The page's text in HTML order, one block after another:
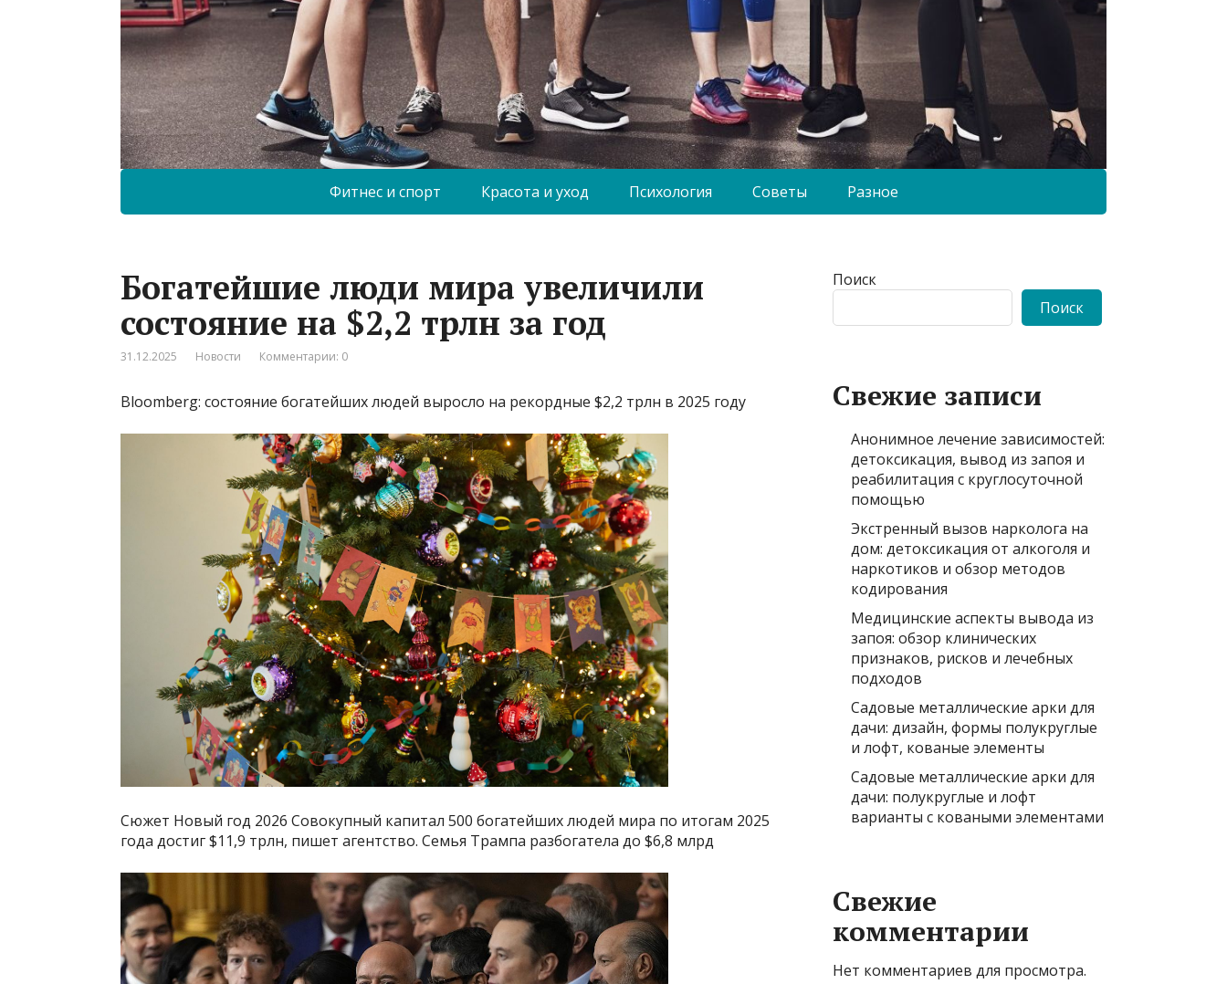
Фитнес и спорт Красота и уход Психология Советы Разное
Богатейшие люди мира увеличили
состояние на $2,2 трлн за год
31.12.2025 Новости Комментарии: 0
Bloomberg: состояние богатейших людей выросло на рекордные $2,2 трлн в 2025 году
Сюжет Новый год 2026 Совокупный капитал 500 богатейших людей мира по итогам 2025
года достиг $11,9 трлн, пишет агентство. Семья Трампа разбогатела до $6,8 млрд
Поиск
Поиск
Свежие записи
Анонимное лечение зависимостей:
детоксикация, вывод из запоя и
реабилитация с круглосуточной
помощью
Экстренный вызов нарколога на
дом: детоксикация от алкоголя и
наркотиков и обзор методов
кодирования
Медицинские аспекты вывода из
запоя: обзор клинических
признаков, рисков и лечебных
подходов
Садовые металлические арки для
дачи: дизайн, формы полукруглые
и лофт, кованые элементы
Садовые металлические арки для
дачи: полукруглые и лофт
варианты с коваными элементами
Свежие
комментарии
Нет комментариев для просмотра.